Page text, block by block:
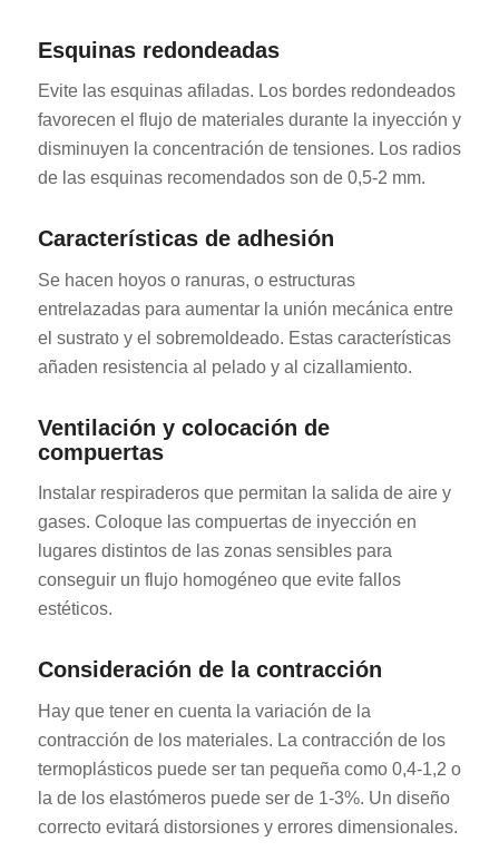
Esquinas redondeadas
Evite las esquinas afiladas. Los bordes redondeados
favorecen el flujo de materiales durante la inyección y
disminuyen la concentración de tensiones. Los radios
de las esquinas recomendados son de 0,5-2 mm.
Características de adhesión
Se hacen hoyos o ranuras, o estructuras
entrelazadas para aumentar la unión mecánica entre
el sustrato y el sobremoldeado. Estas características
añaden resistencia al pelado y al cizallamiento.
Ventilación y colocación de
compuertas
Instalar respiraderos que permitan la salida de aire y
gases. Coloque las compuertas de inyección en
lugares distintos de las zonas sensibles para
conseguir un flujo homogéneo que evite fallos
estéticos.
Consideración de la contracción
Hay que tener en cuenta la variación de la
contracción de los materiales. La contracción de los
termoplásticos puede ser tan pequeña como 0,4-1,2 o
la de los elastómeros puede ser de 1-3%. Un diseño
correcto evitará distorsiones y errores dimensionales.